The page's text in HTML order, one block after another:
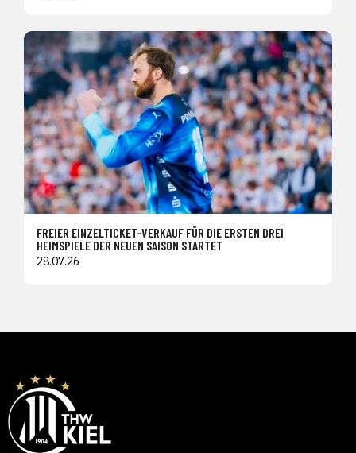
FREIER EINZELTICKET-VERKAUF FÜR DIE ERSTEN DREI
HEIMSPIELE DER NEUEN SAISON STARTET
28.07.26